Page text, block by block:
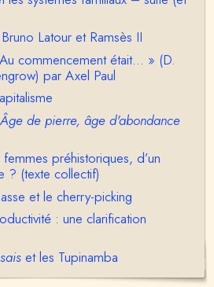
dernière publication, qui m’a be…
subliminal est celui-ci: il y a un sché
sociétés, avec des stades infér…
cher Christophe Darmangeat, m
et le sens salutaire de…
pas pourquoi le pénis compterait
! ;-)Ensuite, je ne vois pas no…
de frappe dans la citation de A,
Latour et Ramsès II
commencement était... » (D.
par Axel Paul
Âge de pierre, âge d'abondance
préhistoriques, d’un
? (texte collectif)
et le cherry-picking
: une clarification
et les Tupinamba